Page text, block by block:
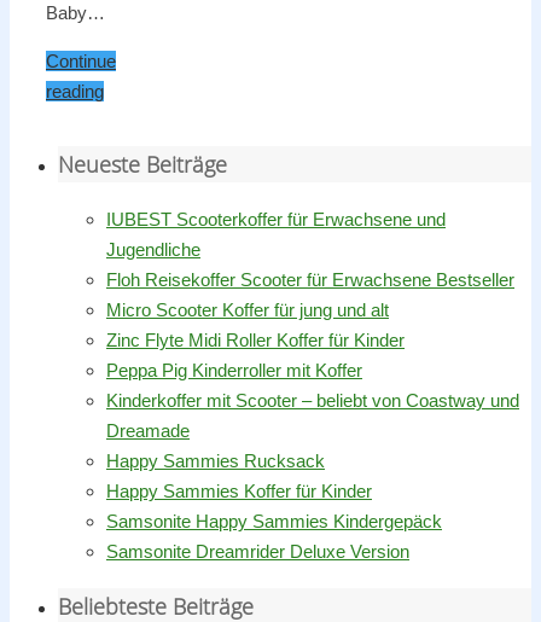
Baby…
Continue
reading
Neueste Beiträge
IUBEST Scooterkoffer für Erwachsene und
Jugendliche
Floh Reisekoffer Scooter für Erwachsene Bestseller
Micro Scooter Koffer für jung und alt
Zinc Flyte Midi Roller Koffer für Kinder
Peppa Pig Kinderroller mit Koffer
Kinderkoffer mit Scooter – beliebt von Coastway und
Dreamade
Happy Sammies Rucksack
Happy Sammies Koffer für Kinder
Samsonite Happy Sammies Kindergepäck
Samsonite Dreamrider Deluxe Version
Beliebteste Beiträge